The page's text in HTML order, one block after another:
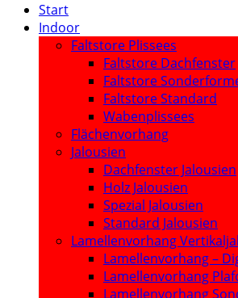
Start
Indoor
Faltstore Plissees
Faltstore Dachfenster
Faltstore
Faltstore Standard
Wabenplissees
Flächenvorhang
Jalousien
Dachfenster Jalousien
Holz Jalousien
Spezial Jalousien
Standard Jalousien
Lamellenvorhang
Lamellenvorhang –
Lamellenvorhang
Lamellenvorhang